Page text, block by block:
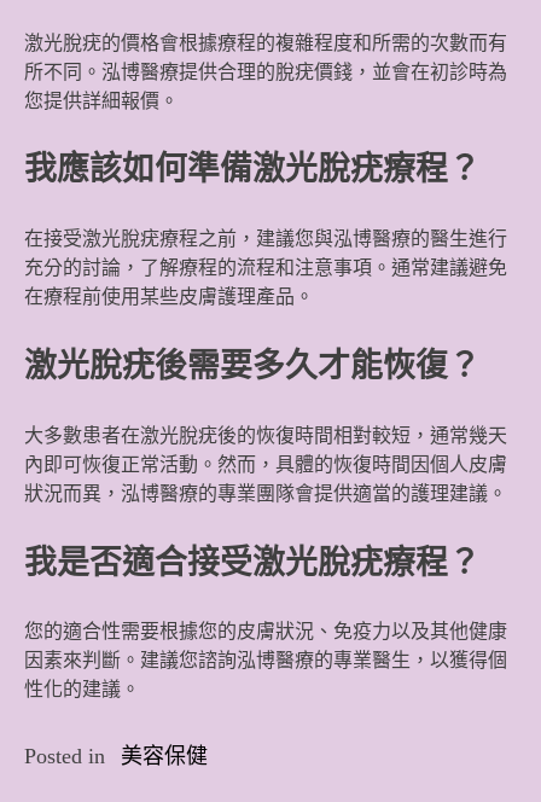
激光脫疣的價格會根據療程的複雜程度和所需的次數而有
所不同。泓博醫療提供合理的脫疣價錢，並會在初診時為
您提供詳細報價。
我應該如何準備激光脫疣療程？
在接受激光脫疣療程之前，建議您與泓博醫療的醫生進行
充分的討論，了解療程的流程和注意事項。通常建議避免
在療程前使用某些皮膚護理產品。
激光脫疣後需要多久才能恢復？
大多數患者在激光脫疣後的恢復時間相對較短，通常幾天
內即可恢復正常活動。然而，具體的恢復時間因個人皮膚
狀況而異，泓博醫療的專業團隊會提供適當的護理建議。
我是否適合接受激光脫疣療程？
您的適合性需要根據您的皮膚狀況、免疫力以及其他健康
因素來判斷。建議您諮詢泓博醫療的專業醫生，以獲得個
性化的建議。
Posted in 美容保健